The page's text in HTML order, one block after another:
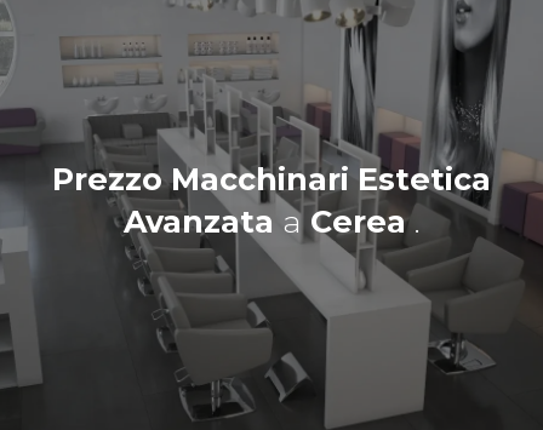
Prezzo Macchinari Estetica
Avanzata a Cerea.